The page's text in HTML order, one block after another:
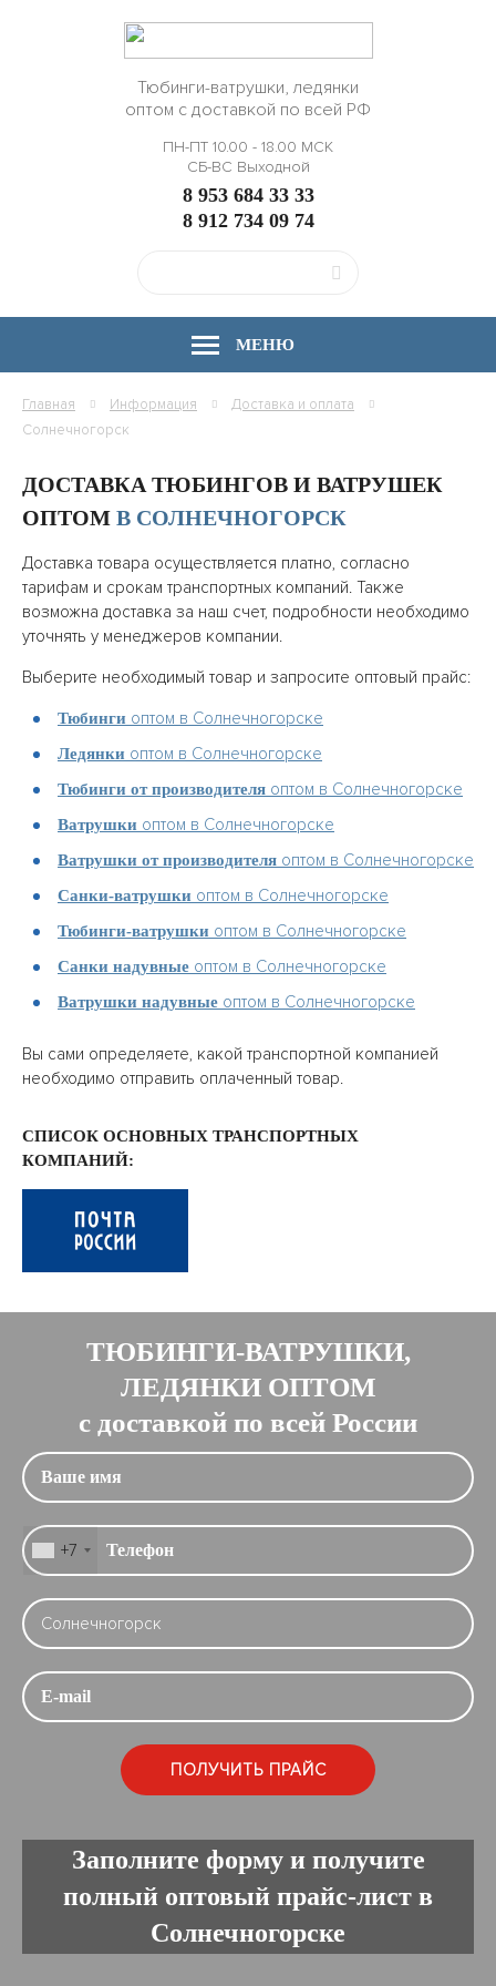
Тюбинги-ватрушки, ледянки
оптом с доставкой по всей РФ
ПН-ПТ 10.00 - 18.00 МСК
СБ-ВС Выходной
8 953 684 33 33
8 912 734 09 74
МЕНЮ
Главная Информация
Доставка и оплата
Солнечногорск
ДОСТАВКА ТЮБИНГОВ И ВАТРУШЕК
ОПТОМ В СОЛНЕЧНОГОРСК
Доставка товара осуществляется платно, согласно
тарифам и срокам транспортных компаний. Также
возможна доставка за наш счет, подробности необходимо
уточнять у менеджеров компании.
Выберите необходимый товар и запросите оптовый прайс:
Тюбинги оптом в Солнечногорске
Ледянки оптом в Солнечногорске
Тюбинги от производителя оптом в Солнечногорске
Ватрушки оптом в Солнечногорске
Ватрушки от производителя оптом в Солнечногорске
Санки-ватрушки оптом в Солнечногорске
Тюбинги-ватрушки оптом в Солнечногорске
Санки надувные оптом в Солнечногорске
Ватрушки надувные оптом в Солнечногорске
Вы сами определяете, какой транспортной компанией
необходимо отправить оплаченный товар.
СПИСОК ОСНОВНЫХ ТРАНСПОРТНЫХ
КОМПАНИЙ:
ТЮБИНГИ-ВАТРУШКИ,
ЛЕДЯНКИ ОПТОМ
с доставкой по всей России
+7
Заполните форму и получите
полный оптовый прайс-лист в
Солнечногорске